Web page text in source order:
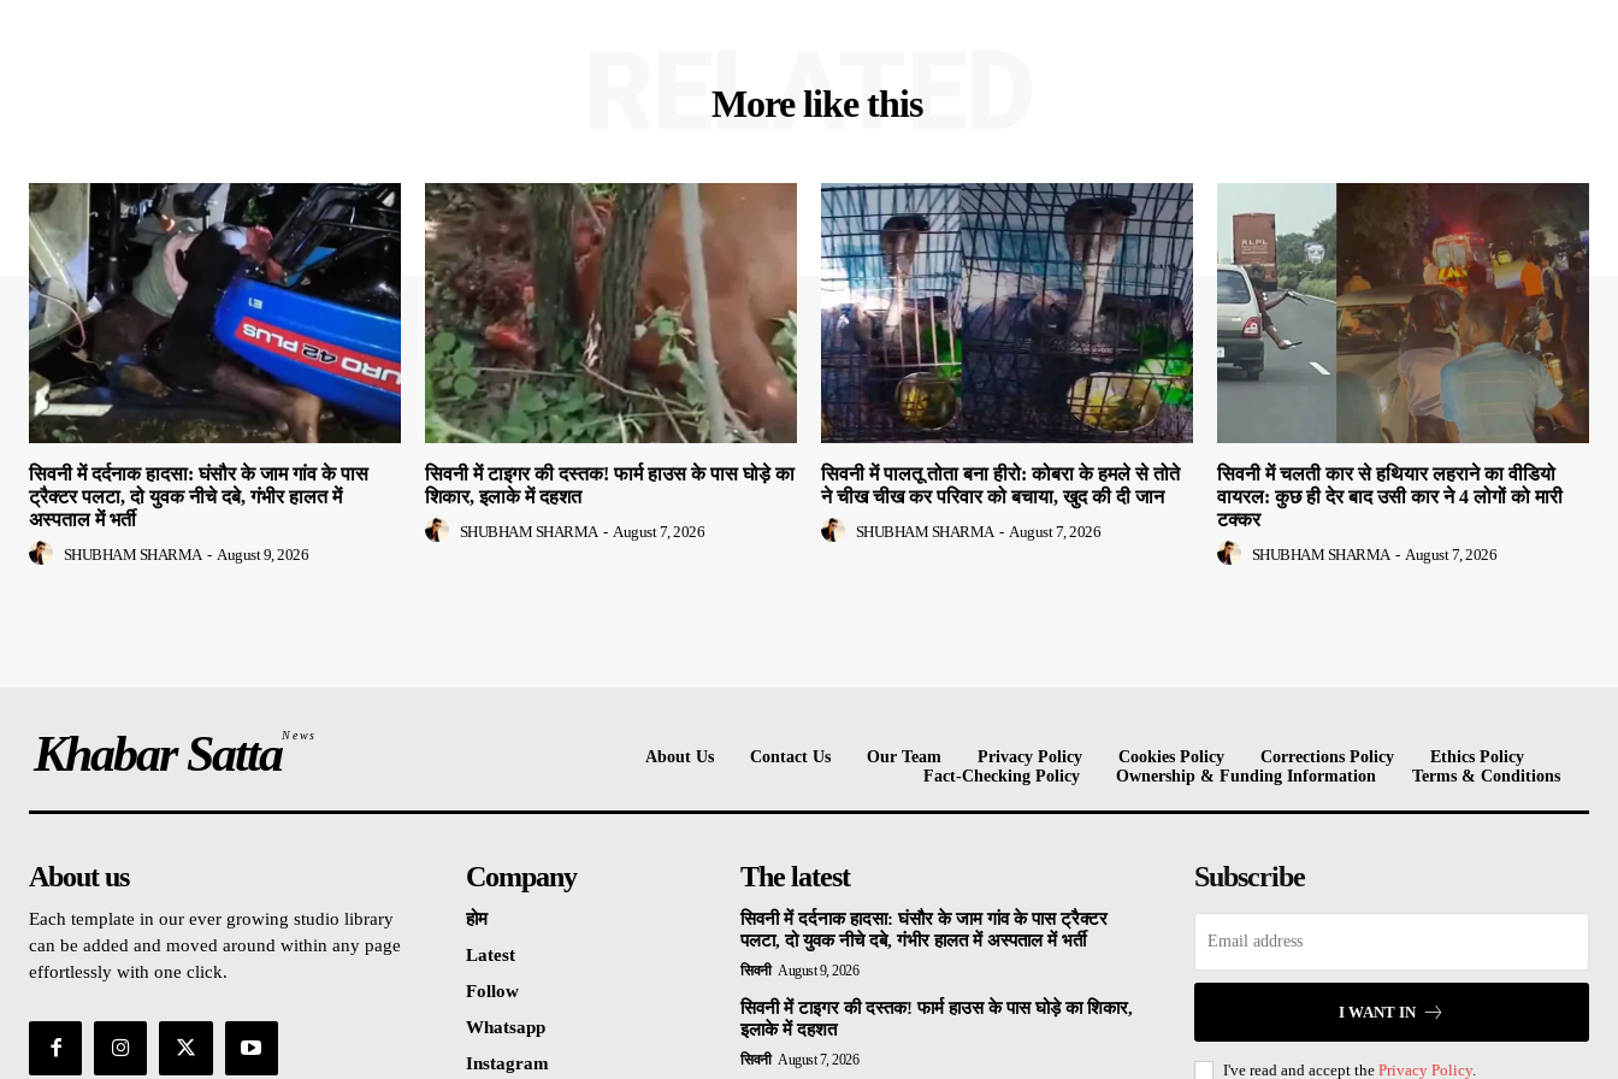
More like this
RELATED
सिवनी में दर्दनाक हादसा: घंसौर के जाम गांव के पास
ट्रैक्टर पलटा, दो युवक नीचे दबे, गंभीर हालत में
अस्पताल में भर्ती
SHUBHAM SHARMA - August 9, 2026
सिवनी में टाइगर की दस्तक! फार्म हाउस के पास घोड़े का
शिकार, इलाके में दहशत
SHUBHAM SHARMA - August 7, 2026
सिवनी में पालतू तोता बना हीरो: कोबरा के हमले से तोते
ने चीख चीख कर परिवार को बचाया, खुद की दी जान
SHUBHAM SHARMA - August 7, 2026
सिवनी में चलती कार से हथियार लहराने का वीडियो
वायरल: कुछ ही देर बाद उसी कार ने 4 लोगों को मारी
टक्कर
SHUBHAM SHARMA - August 7, 2026
Khabar SattaNews
About Us Contact Us Our Team Privacy Policy Cookies Policy Corrections Policy
Ethics Policy
Fact-Checking Policy
Ownership & Funding Information Terms & Conditions
About us
Each template in our ever growing studio library
can be added and moved around within any page
effortlessly with one click.
Company
होम
Latest
Follow
Whatsapp
Instagram
The latest
सिवनी में दर्दनाक हादसा: घंसौर के जाम गांव के पास ट्रैक्टर
पलटा, दो युवक नीचे दबे, गंभीर हालत में अस्पताल में भर्ती
सिवनी August 9, 2026
सिवनी में टाइगर की दस्तक! फार्म हाउस के पास घोड़े का शिकार,
इलाके में दहशत
सिवनी August 7, 2026
Subscribe
I WANT IN
I've read and accept the Privacy Policy.